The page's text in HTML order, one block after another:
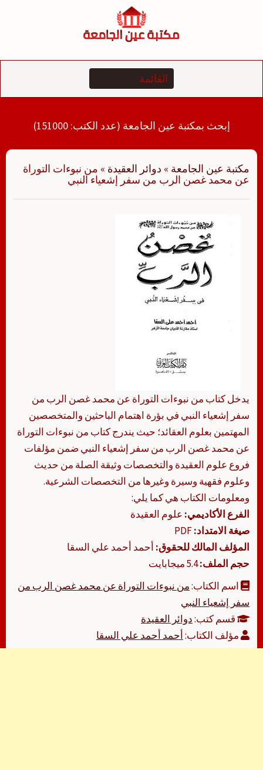
إبحث بمكتبة عين الجامعة (عدد الكتب: 151000)
مكتبة عين الجامعة » دوائر العقيدة » من نبوءات التوراة
عن محمد غصن الرب من سفر إشعياء النبي
يدخل كتاب من نبوءات التوراة عن محمد غصن الرب من
سفر إشعياء النبي في بؤرة اهتمام الباحثين والمتخصصين
المهتمين بعلوم العقائد؛ حيث يندرج كتاب من نبوءات التوراة
عن محمد غصن الرب من سفر إشعياء النبي ضمن مؤلفات
فروع علوم العقيدة والتخصصات وثيقة الصلة من حديث
وعلوم فقهية وسيرة وغيرها من التخصصات الشرعية.
ومعلومات الكتاب هي كما يلي:
الفرع الأكاديمي: علوم العقيدة
صيغة الامتداد:
المؤلف المالك للحقوق: أحمد أحمد علي السقا
حجم الملف:5.4 ميجابايت
اسم الكتاب:من نبوءات التوراة عن محمد غصن الرب من
سفر إشعياء النبي
قسم كتب:دوائر العقيدة
مؤلف الكتاب:أحمد أحمد علي السقا